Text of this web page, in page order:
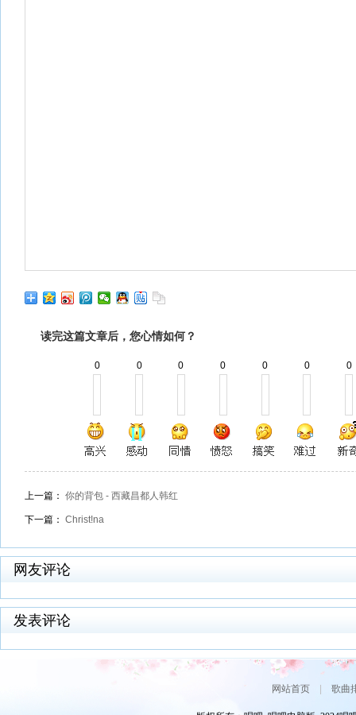
读完这篇文章后，您心情如何？
0 0 0 0 0 0 0
上一篇： 你的背包 - 西藏昌都人韩红
下一篇： Christ!na
网友评论
发表评论
网站首页| 歌曲